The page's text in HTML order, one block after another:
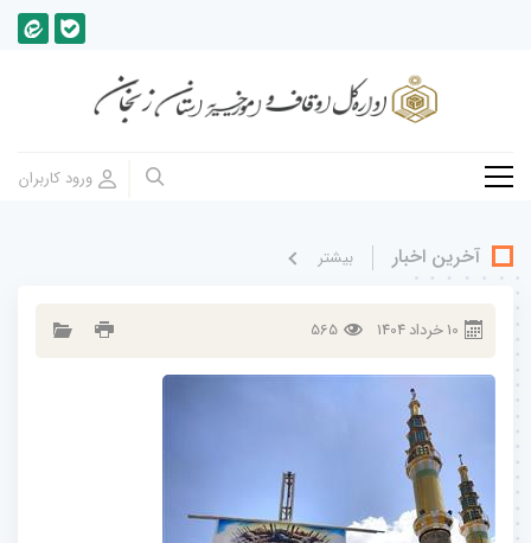
آخرین اخبار بيشتر
10خرداد1404
565